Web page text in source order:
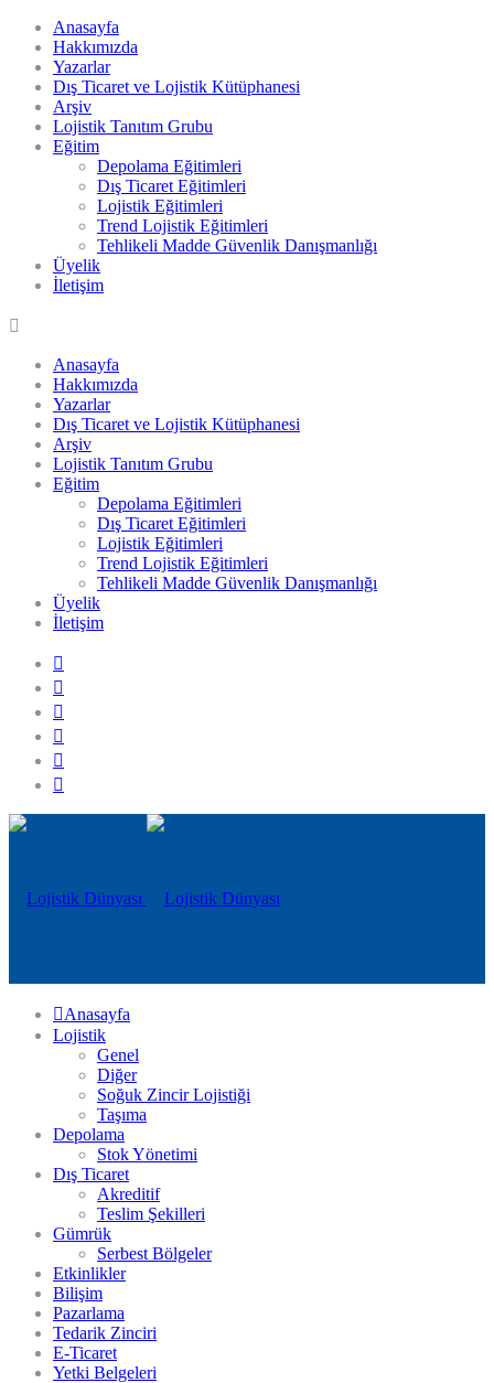
Anasayfa
Hakkımızda
Yazarlar
Dış Ticaret ve Lojistik Kütüphanesi
Arşiv
Lojistik Tanıtım Grubu
Eğitim
Depolama Eğitimleri
Dış Ticaret Eğitimleri
Lojistik Eğitimleri
Trend Lojistik Eğitimleri
Tehlikeli Madde Güvenlik Danışmanlığı
Üyelik
İletişim
Anasayfa
Hakkımızda
Yazarlar
Dış Ticaret ve Lojistik Kütüphanesi
Arşiv
Lojistik Tanıtım Grubu
Eğitim
Depolama Eğitimleri
Dış Ticaret Eğitimleri
Lojistik Eğitimleri
Trend Lojistik Eğitimleri
Tehlikeli Madde Güvenlik Danışmanlığı
Üyelik
İletişim
Anasayfa
Lojistik
Genel
Diğer
Soğuk Zincir Lojistiği
Taşıma
Depolama
Stok Yönetimi
Dış Ticaret
Akreditif
Teslim Şekilleri
Gümrük
Serbest Bölgeler
Etkinlikler
Bilişim
Pazarlama
Tedarik Zinciri
E-Ticaret
Yetki Belgeleri